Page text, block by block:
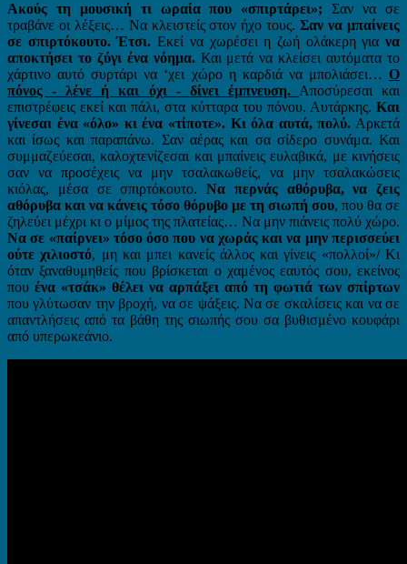
Ακούς τη μουσική τι ωραία που «σπιρτάρει»; Σαν να σε
τραβάνε οι λέξεις… Να κλειστείς στον ήχο τους.Σαν να μπαίνεις
σε σπιρτόκουτο. Έτσι. Εκεί να χωρέσει η ζωή ολάκερη για να
αποκτήσει το ζύγι ένα νόημα.Και μετά να κλείσει αυτόματα το
χάρτινο αυτό συρτάρι να ‘χει χώρο η καρδιά να μπολιάσει… Ο
πόνος - λένε ή και όχι - δίνει έμπνευση. Αποσύρεσαι και
επιστρέφεις εκεί και πάλι, στα κύτταρα του πόνου. Αυτάρκης. Και
γίνεσαι ένα «όλο» κι ένα «τίποτε». Κι όλα αυτά, πολύ. Αρκετά
και ίσως και παραπάνω. Σαν αέρας και σα σίδερο συνάμα. Και
συμμαζεύεσαι, καλοχτενίζεσαι και μπαίνεις ευλαβικά, με κινήσεις
σαν να προσέχεις να μην τσαλακωθείς, να μην τσαλακώσεις
κιόλας, μέσα σε σπιρτόκουτο. Να περνάς αθόρυβα, να ζεις
αθόρυβα και να κάνεις τόσο θόρυβο με τη σιωπή σου, που θα σε
ζηλεύει μέχρι κι ο μίμος της πλατείας… Να μην πιάνεις πολύ χώρο.
Να σε «παίρνει» τόσο όσο που να χωράς και να μην περισσεύει
ούτε χιλιοστό, μη και μπει κανείς άλλος και γίνεις «πολλοί»/ Κι
όταν ξαναθυμηθείς που βρίσκεται ο χαμένος εαυτός σου, εκείνος
που ένα «τσάκ» θέλει να αρπάξει από τη φωτιά των σπίρτων
που γλύτωσαν την βροχή, να σε ψάξεις. Να σε σκαλίσεις και να σε
απαντλήσεις από τα βάθη της σιωπής σου σα βυθισμένο κουφάρι
από υπερωκεάνιο.